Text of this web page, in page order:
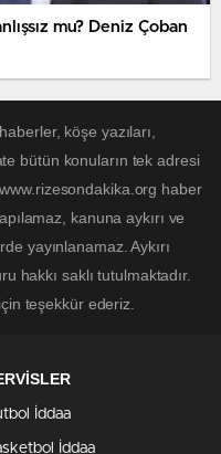
mu? Deniz Çoban
köşe yazıları,
bütün konuların tek adresi
haber
kanuna aykırı ve
yayınlanamaz. Aykırı
hakkı saklı tutulmaktadır.
teşekkür ederiz.
İddaa
İddaa